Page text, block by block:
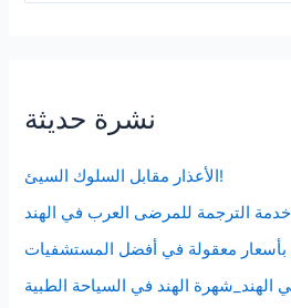
نشرة حديثة
الأعذار مقابل السلوك السيئ!
خدمة الترجمة للمرضى العرب في الهند
بأسعار معقولة في أفضل المستشفيات
الهند_شهرة الهند في السياحة الطبية